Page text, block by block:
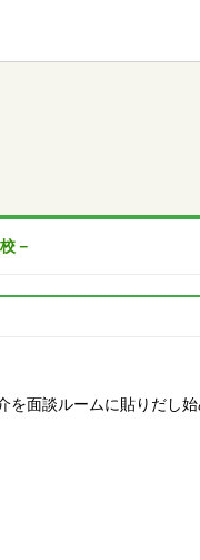
－
を面談ルームに貼りだし